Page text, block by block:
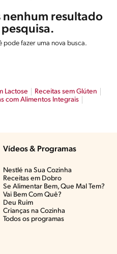
resultado
pode fazer uma nova busca.
Lactose
Receitas sem Glúten
com Alimentos Integrais
Vídeos & Programas​
Nestlé na Sua Cozinha
Receitas em Dobro
Se Alimentar Bem, Que Mal Tem?​
Vai Bem Com Quê?​
Deu Ruim​
Crianças na Cozinha​
Todos os programas